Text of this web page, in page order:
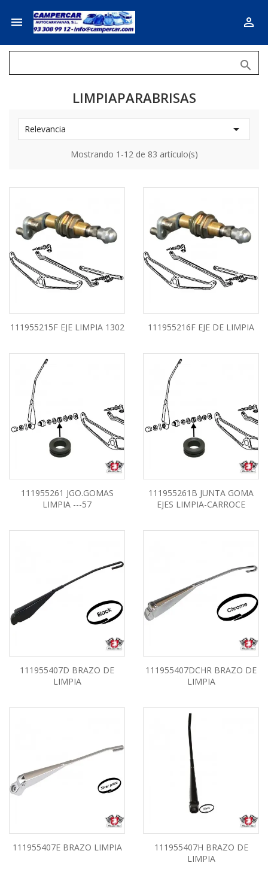
 

LIMPIAPARABRISAS
Relevancia 
Mostrando 1-12 de 83 artículo(s)
111955215F EJE LIMPIA 1302 111955216F EJE DE LIMPIA
111955261 JGO.GOMAS
LIMPIA ---57
111955261B JUNTA GOMA
EJES LIMPIA-CARROCE
111955407D BRAZO DE
LIMPIA
111955407DCHR BRAZO DE
LIMPIA
111955407E BRAZO LIMPIA
111955407H BRAZO DE
LIMPIA